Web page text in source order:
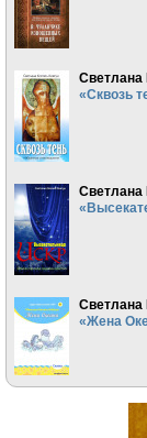
Светлана
«Сквозь
Светлана
Светлана
«Жена